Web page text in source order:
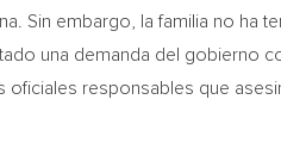
Sin embargo, la familia no ha
una demanda del gobierno
oficiales responsables que